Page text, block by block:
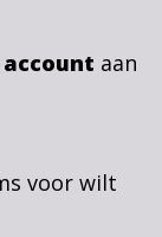
aan
voor wilt